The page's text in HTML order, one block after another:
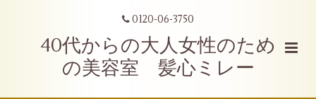
0120-06-3750
40代からの大人女性のため
の美容室 髪心ミレー